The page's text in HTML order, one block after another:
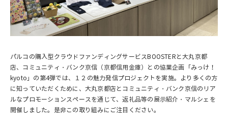
パルコの購入型クラウドファンディングサービスBOOSTERと大丸京都
店、コミュニティ・バンク京信（京都信用金庫）との協業企画「みっけ！
kyoto」の第4弾では、１２の魅力発信プロジェクトを実施。より多くの方
に知っていただくために、大丸京都店とコミュニティ・バンク京信のリア
ルなプロモーションスペースを通じて、返礼品等の展示紹介・マルシェを
開催しました。是非この取り組みにご注目ください。